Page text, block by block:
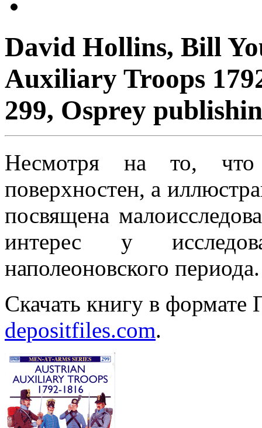
David Hollins, Bill
Auxiliary Troops
299, Osprey
Несмотря на то, что
поверхностен, а
посвящена
интерес у
наполеоновского периода.
Скачать книгу в
depositfiles.com.